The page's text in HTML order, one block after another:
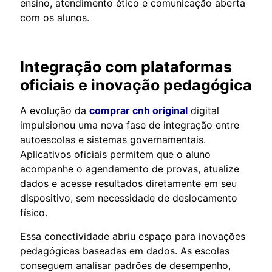
ensino, atendimento ético e comunicação aberta
com os alunos.
Integração com plataformas
oficiais e inovação pedagógica
A evolução da comprar cnh original digital
impulsionou uma nova fase de integração entre
autoescolas e sistemas governamentais.
Aplicativos oficiais permitem que o aluno
acompanhe o agendamento de provas, atualize
dados e acesse resultados diretamente em seu
dispositivo, sem necessidade de deslocamento
físico.
Essa conectividade abriu espaço para inovações
pedagógicas baseadas em dados. As escolas
conseguem analisar padrões de desempenho,